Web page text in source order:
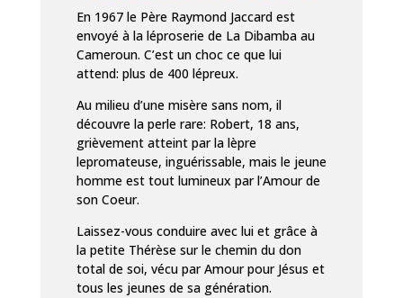
En 1967 le Père Raymond Jaccard est
envoyé à la léproserie de La Dibamba au
Cameroun. C’est un choc ce que lui
attend: plus de 400 lépreux.
Au milieu d’une misère sans nom, il
découvre la perle rare: Robert, 18 ans,
grièvement atteint par la lèpre
lepromateuse, inguérissable, mais le jeune
homme est tout lumineux par l’Amour de
son Coeur.
Laissez-vous conduire avec lui et grâce à
la petite Thérèse sur le chemin du don
total de soi, vécu par Amour pour Jésus et
tous les jeunes de sa génération.